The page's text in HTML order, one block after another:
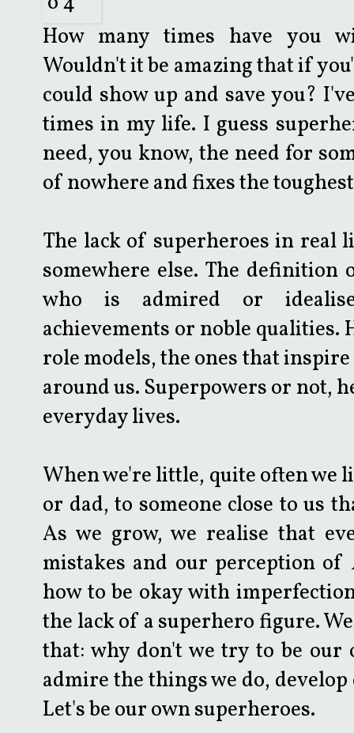
How many times have you
Wouldn't it be amazing that if
could show up and save you?
times in my life. I guess
need, you know, the need for
of nowhere and fixes the
The lack of superheroes in real
somewhere else. The
who is admired or
achievements or noble qualities.
role models, the ones that
around us. Superpowers or not,
everyday lives.
When we're little, quite often we
or dad, to someone close to us
As we grow, we realise that
mistakes and our perception of
how to be okay with
the lack of a superhero figure.
that: why don't we try to be our
admire the things we do,
Let's be our own superheroes.